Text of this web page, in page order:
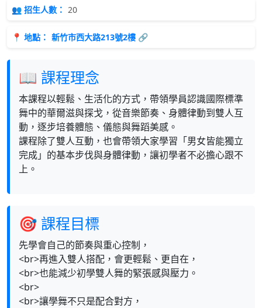
👥 招生人數： 20
📍 地點： 新竹市西大路213號2樓 🔗
📖 課程理念
本課程以輕鬆、生活化的方式，帶領學員認識國際標準
舞中的華爾滋與探戈，從音樂節奏、身體律動到雙人互
動，逐步培養體態、儀態與舞蹈美感。
課程除了雙人互動，也會帶領大家學習「男女皆能獨立
完成」的基本步伐與身體律動，讓初學者不必擔心跟不
上。
🎯 課程目標
先學會自己的節奏與重心控制，
<br>再進入雙人搭配，會更輕鬆、更自在，
<br>也能減少初學雙人舞的緊張感與壓力。
<br>
<br>讓學舞不只是配合對方，